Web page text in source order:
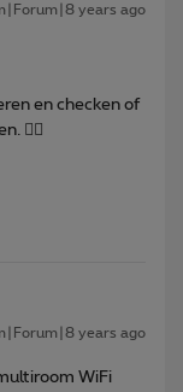
years ago
en checken of
👍🏼
years ago
WiFi